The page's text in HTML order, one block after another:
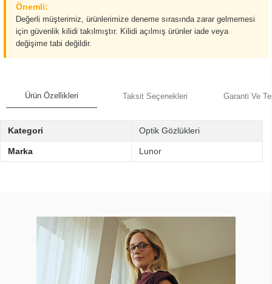
Önemli:
Değerli müşterimiz, ürünlerimize deneme sırasında zarar gelmemesi
için güvenlik kilidi takılmıştır. Kilidi açılmış ürünler iade veya
değişime tabi değildir.
Ürün Özellikleri Taksit Seçenekleri Garanti Ve
Kategori Optik Gözlükleri
Marka Lunor